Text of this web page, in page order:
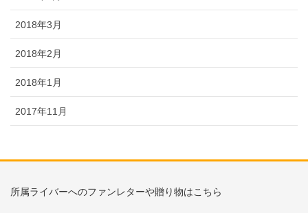
2018年3月
2018年2月
2018年1月
2017年11月
所属ライバーへのファンレターや贈り物はこちら